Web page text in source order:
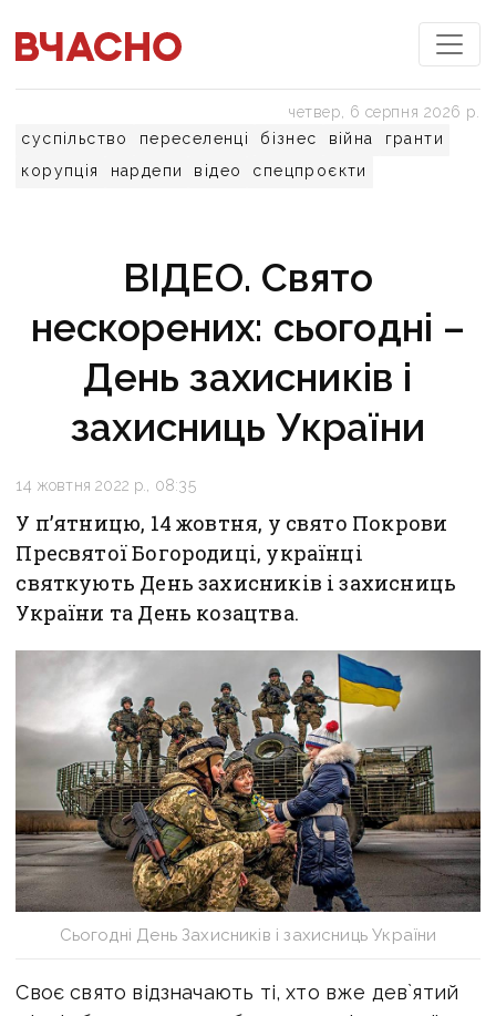
суспільство переселенці бізнес війна
гранти
корупція
нардепи відео спецпроєкти
четвер, 6 серпня 2026 р.
ВІДЕО. Свято
нескорених: сьогодні –
День захисників і
захисниць України
14 жовтня 2022 р., 08:35
У п’ятницю, 14 жовтня, у свято Покрови
Пресвятої Богородиці, українці
святкують День захисників і захисниць
України та День козацтва.
Сьогодні День Захисників і захисниць України
Своє свято відзначають ті, хто вже дев`ятий